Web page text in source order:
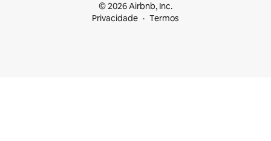
© 2026 Airbnb, Inc.
Privacidade
Termos